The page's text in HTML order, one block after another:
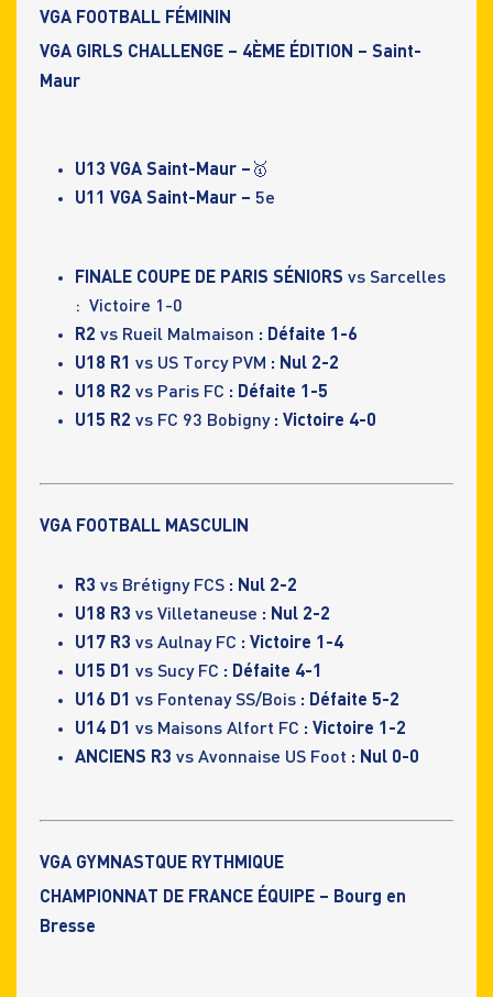
VGA FOOTBALL FÉMININ
VGA GIRLS CHALLENGE – 4ÈME ÉDITION – Saint-
Maur
U13 VGA Saint-Maur – 🥇
U11 VGA Saint-Maur – 5e
FINALE COUPE DE PARIS SÉNIORS vs Sarcelles
: Victoire 1-0
R2 vs Rueil Malmaison : Défaite 1-6
U18 R1 vs US Torcy PVM : Nul 2-2
U18 R2 vs Paris FC : Défaite 1-5
U15 R2 vs FC 93 Bobigny : Victoire 4-0
VGA FOOTBALL MASCULIN
R3 vs Brétigny FCS: Nul 2-2
U18 R3 vs Villetaneuse : Nul 2-2
U17 R3 vs Aulnay FC : Victoire 1-4
U15 D1 vs Sucy FC : Défaite 4-1
U16 D1 vs Fontenay SS/Bois: Défaite 5-2
U14 D1 vs Maisons Alfort FC : Victoire 1-2
ANCIENS R3 vs Avonnaise US Foot : Nul 0-0
VGA GYMNASTQUE RYTHMIQUE
CHAMPIONNAT DE FRANCE ÉQUIPE – Bourg en
Bresse